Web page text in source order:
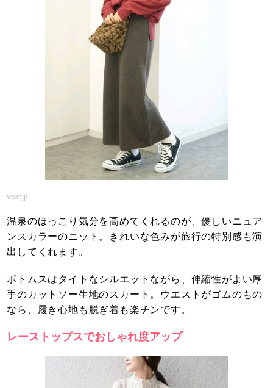
wear.jp
温泉のほっこり気分を高めてくれるのが、優しいニュア
ンスカラーのニット。きれいな色みが旅行の特別感も演
出してくれます。
ボトムスはタイトなシルエットながら、伸縮性がよい厚
手のカットソー生地のスカート。ウエストがゴムのもの
なら、履き心地も脱ぎ着も楽チンです。
レーストップスでおしゃれ度アップ